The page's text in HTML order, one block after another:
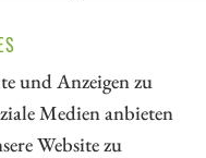
und Anzeigen zu
Medien anbieten
Website zu
auf die Aktien von
Energy.